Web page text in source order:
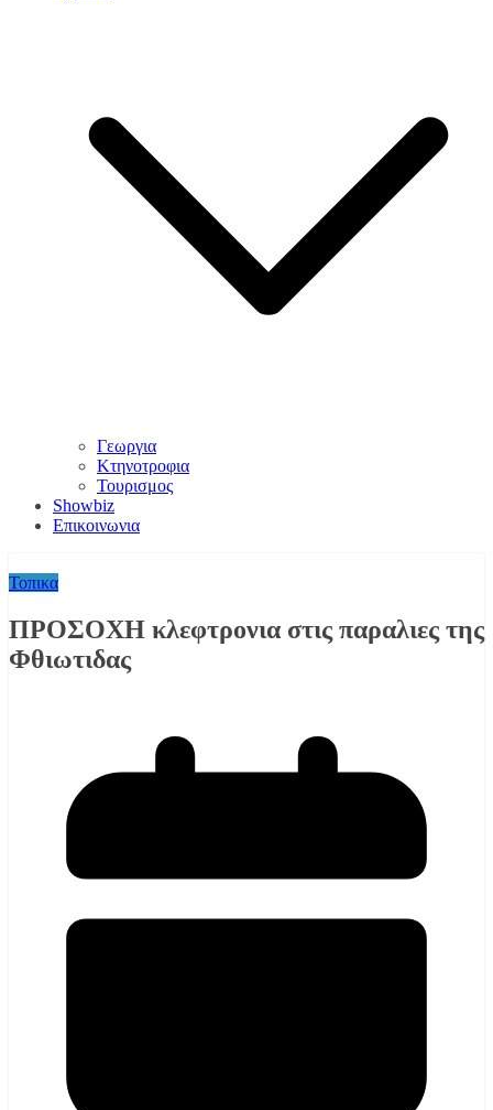
Γεωργια
Κτηνοτροφια
Τουρισμος
Showbiz
Επικοινωνια
Τοπικα
ΠΡΟΣΟΧΗ κλεφτρονια στις παραλιες της
Φθιωτιδας